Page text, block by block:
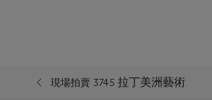
現場拍賣 3745 拉丁美洲藝術